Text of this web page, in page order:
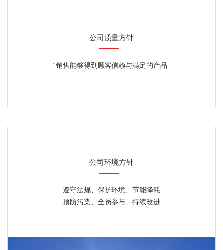
公司质量方针
“销售能够得到顾客信赖与满足的产品”
公司环境方针
遵守法规、保护环境、节能降耗
预防污染、全员参与、持续改进